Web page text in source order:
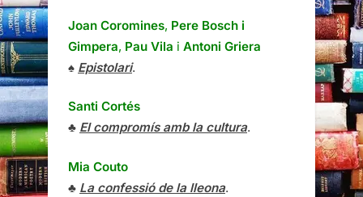
Joan Coromines, Pere Bosch i
Gimpera, Pau Vila i Antoni Griera
♠ Epistolari.
Santi Cortés
♣ El compromís amb la cultura.
Mia Couto
♣ La confessió de la lleona.